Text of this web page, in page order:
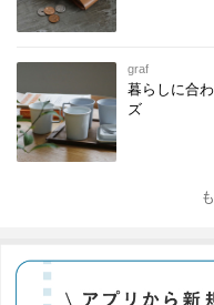
graf
暮らしに合
ズ